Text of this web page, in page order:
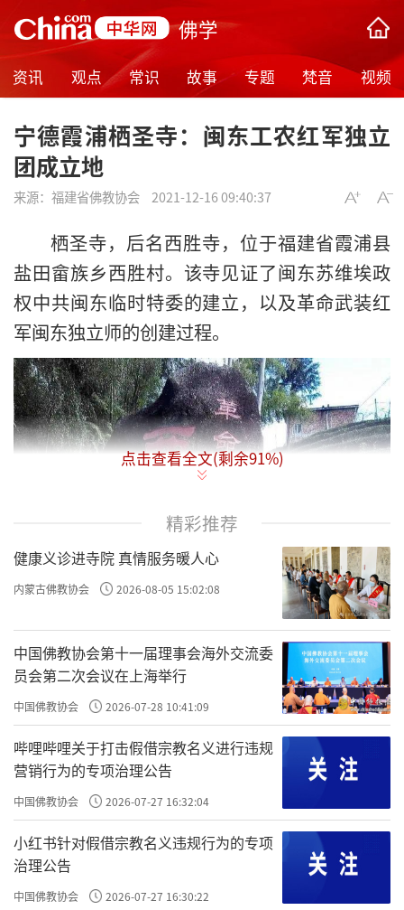
佛学
资讯 观点 常识 故事 专题 梵音 视频
宁德霞浦栖圣寺：闽东工农红军独立
团成立地
来源： 福建省佛教协会 2021-12-16 09:40:37
栖圣寺，后名西胜寺，位于福建省霞浦县
盐田畲族乡西胜村。该寺见证了闽东苏维埃政
权中共闽东临时特委的建立，以及革命武装红
军闽东独立师的创建过程。
1927年大革命失败后，党中央确定了“土
地革命和武装反抗国民党反动派”的总方针。
因此，闽东地区以福安、连江为中心，开始了
武装反抗国民党反动派、夺取政权的土地革
命。1931年夏秋，福安、连江两地爆发了“五
抗”斗争，但由于没有自己的武装力量，付出
了血的代价。1932年5月福州中心市委召开扩大
会议，将闽东的“五抗”斗争逐步到开展游击
点击查看全文(剩余91%)
精彩推荐
健康义诊进寺院 真情服务暖人心
内蒙古佛教协会 2026-08-05 15:02:08
中国佛教协会第十一届理事会海外交流委
员会第二次会议在上海举行
中国佛教协会 2026-07-28 10:41:09
哔哩哔哩关于打击假借宗教名义进行违规
营销行为的专项治理公告
中国佛教协会 2026-07-27 16:32:04
小红书针对假借宗教名义违规行为的专项
治理公告
中国佛教协会 2026-07-27 16:30:22